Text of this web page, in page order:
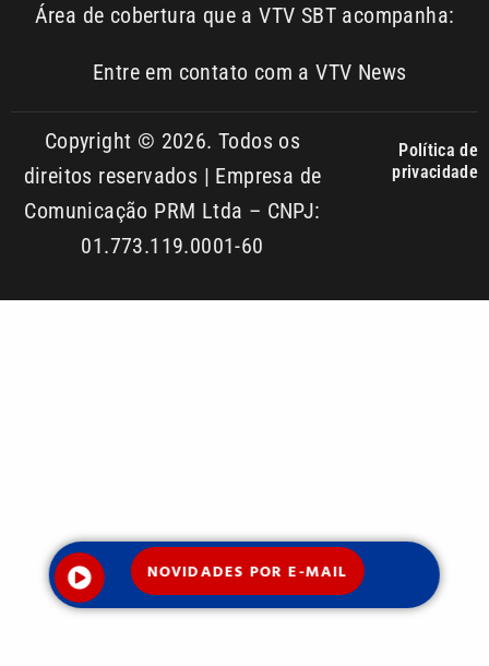
NOVIDADES POR E-MAIL
Área de cobertura que a VTV SBT acompanha:
Entre em contato com a VTV News
Copyright © 2026. Todos os
direitos reservados | Empresa de
Comunicação PRM Ltda – CNPJ:
01.773.119.0001-60
Política de
privacidade